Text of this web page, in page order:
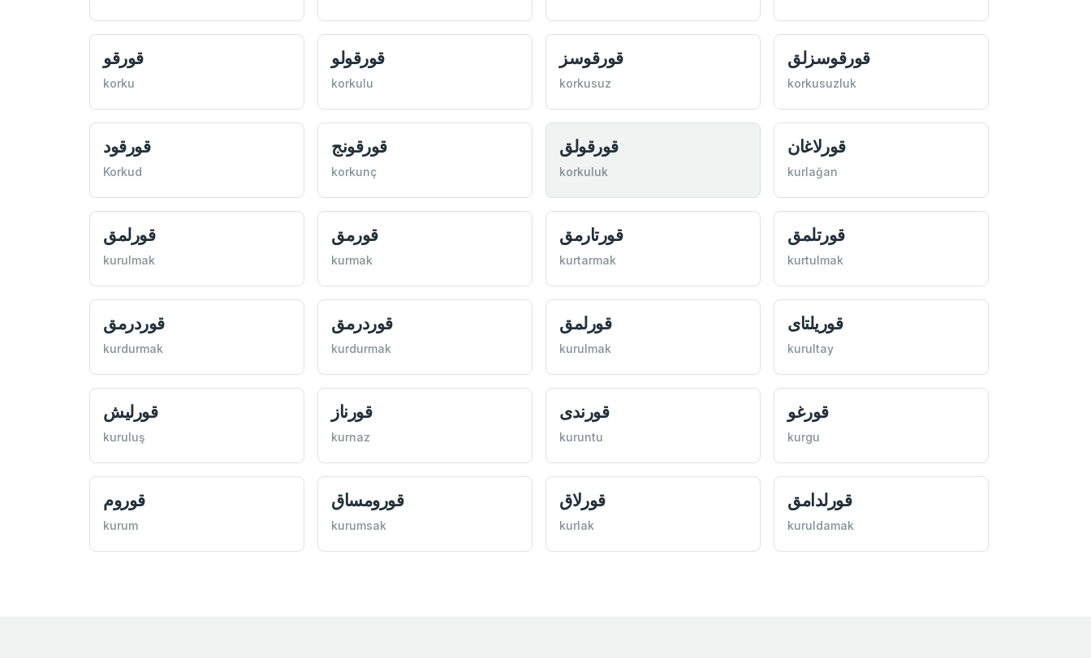
قورقو
korku
قورقولو
korkulu
قورقوسز
korkusuz
قورقوسزلق
korkusuzluk
قورقود
Korkud
قورقونج
korkunç
قورقولق
korkuluk
قورلاغان
kurlağan
قورلمق
kurulmak
قورمق
kurmak
قورتارمق
kurtarmak
قورتلمق
kurtulmak
قوردرمق
kurdurmak
قوردرمق
kurdurmak
قورلمق
kurulmak
قوريلتای
kurultay
قورليش
kuruluş
قورناز
kurnaz
قورندی
kuruntu
قورغو
kurgu
قوروم
kurum
قورومساق
kurumsak
قورلاق
kurlak
قورلدامق
kuruldamak